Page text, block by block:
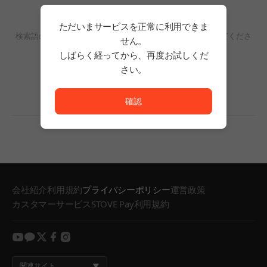
検索結果がありません。
検索語の単語数を減らすか、フィルタリングの条件を変更してくださ
い。
検索結果がありません。
会社紹介利用規約プライバシーポリシー運営政策
カスタマーサービスSTOVE Pay利用規約
youtube
kakao
twitter
facebook
instagram
ただいまサービスを正常に利用できま
せん。
しばらく経ってから、再度お試しくだ
さい。
確認